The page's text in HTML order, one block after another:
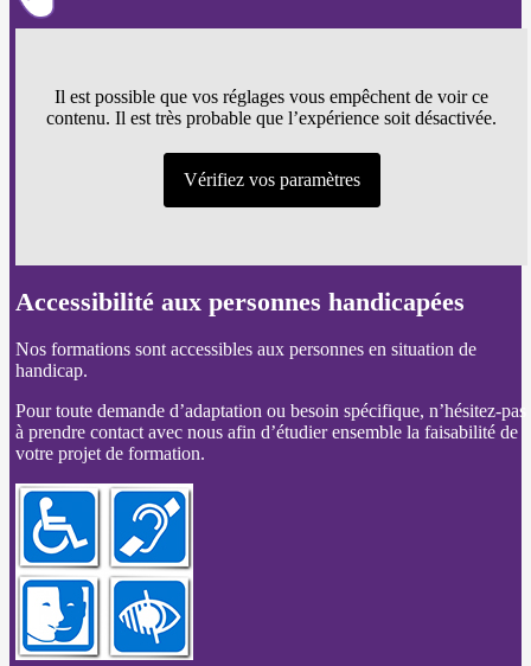
Il est possible que vos réglages vous empêchent de voir ce
contenu. Il est très probable que l’expérience soit désactivée.
Vérifiez vos paramètres
Accessibilité aux personnes handicapées
Nos formations sont accessibles aux personnes en situation de
handicap.
Pour toute demande d’adaptation ou besoin spécifique, n’hésitez-pas
à prendre contact avec nous afin d’étudier ensemble la faisabilité de
votre projet de formation.